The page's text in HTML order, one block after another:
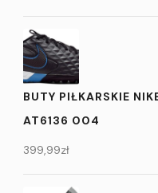
BUTY PIŁKARSKIE
AT6136 004
399,99zł